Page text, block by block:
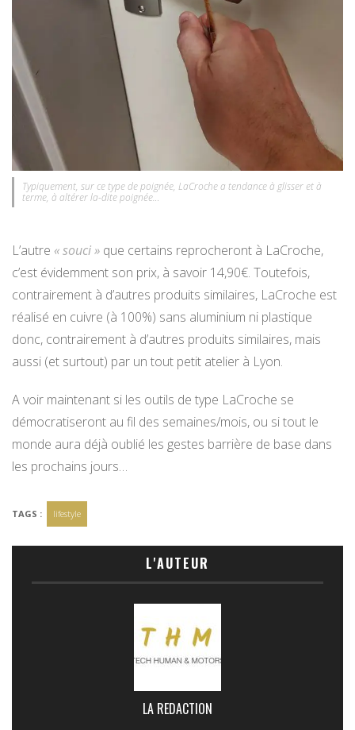
Typiquement, sur ce type de poignée, LaCroche a tendance à glisser et à
terme, à altérer la-dite poignée…
L’autre « souci » que certains reprocheront à LaCroche,
c’est évidemment son prix, à savoir 14,90€. Toutefois,
contrairement à d’autres produits similaires, LaCroche est
réalisé en cuivre (à 100%) sans aluminium ni plastique
donc, contrairement à d’autres produits similaires, mais
aussi (et surtout) par un tout petit atelier à Lyon.
A voir maintenant si les outils de type LaCroche se
démocratiseront au fil des semaines/mois, ou si tout le
monde aura déjà oublié les gestes barrière de base dans
les prochains jours…
TAGS : lifestyle
L'AUTEUR
LA REDACTION